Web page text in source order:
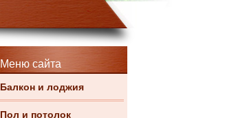
Меню сайта
Балкон и лоджия
Пол и потолок